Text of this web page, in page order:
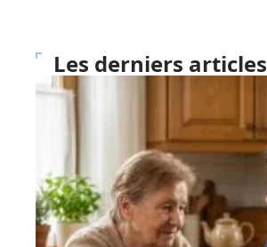
Les derniers articles